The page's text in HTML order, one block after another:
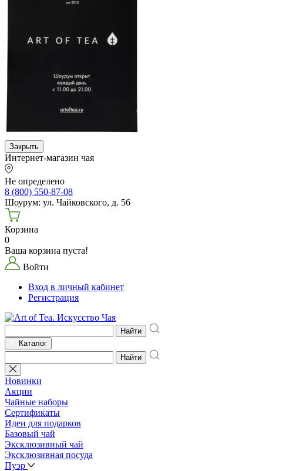
Закрыть
Интернет-магазин чая
Не определено
8 (800) 550-87-08
Шоурум: ул. Чайковского, д. 56
Корзина
0
Ваша корзина пуста!
Войти
Вход в личный кабинет
Регистрация
Найти
Каталог
Найти
Новинки
Акции
Чайные наборы
Сертификаты
Идеи для подарков
Базовый чай
Эксклюзивный чай
Эксклюзивная посуда
Пуэр